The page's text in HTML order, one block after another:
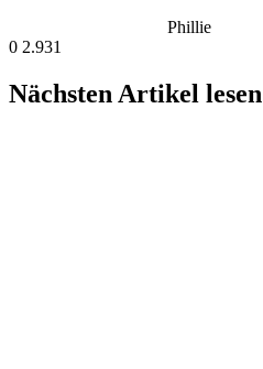
Phillie
0 2.931
Nächsten Artikel lesen